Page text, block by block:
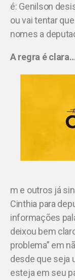
é: Genilson
ou vai tentar
nomes a
A regra é
m e outros já
Cinthia para
informações
deixou bem
problema” em
desde que seja
esteja em seu